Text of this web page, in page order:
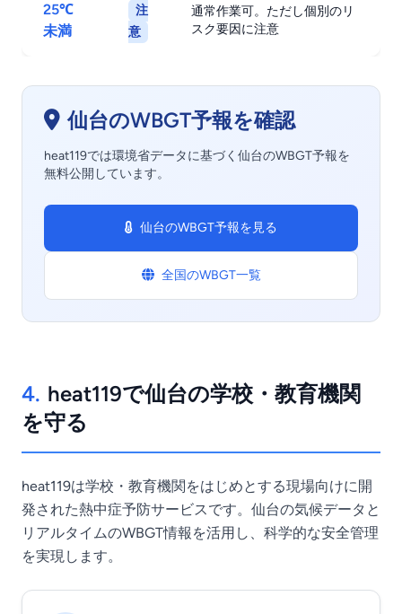
25℃
未満
注
意
通常作業可。ただし個別のリ
スク要因に注意
仙台のWBGT予報を確認
heat119では環境省データに基づく仙台のWBGT予報を
無料公開しています。
仙台のWBGT予報を見る
全国のWBGT一覧
4. heat119で仙台の学校・教育機関
を守る
heat119は学校・教育機関をはじめとする現場向けに開
発された熱中症予防サービスです。仙台の気候データと
リアルタイムのWBGT情報を活用し、科学的な安全管理
を実現します。